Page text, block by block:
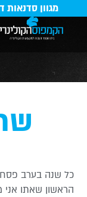
מגוון סדנאות
שנה בערב פסח
שאתו אני